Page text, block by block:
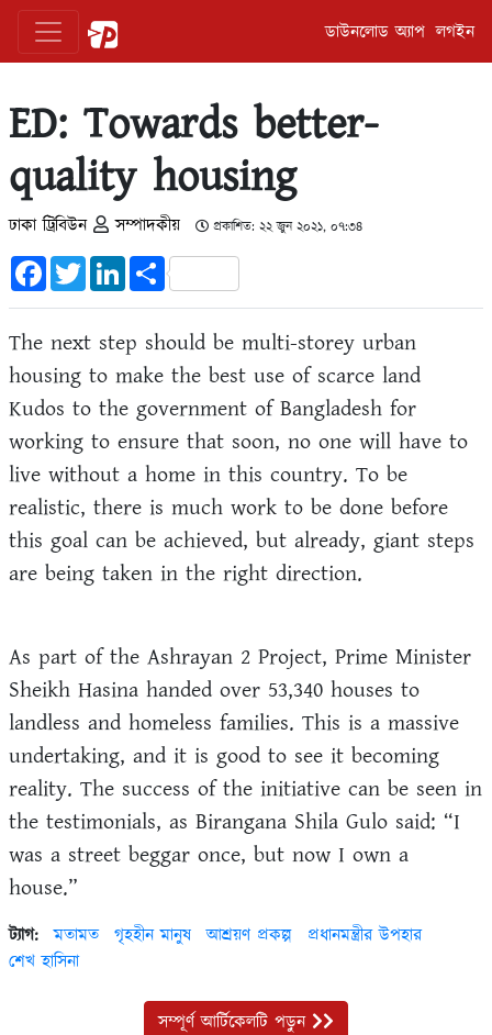
ডাউনলোড অ্যাপ লগইন
ED: Towards better-
quality housing
ঢাকা ট্রিবিউন সম্পাদকীয় প্রকাশিত: ২২ জুন ২০২১, ০৭:৩৪
FacebookTwitterLinkedInShare
The next step should be multi-storey urban
housing to make the best use of scarce land
Kudos to the government of Bangladesh for
working to ensure that soon, no one will have to
live without a home in this country. To be
realistic, there is much work to be done before
this goal can be achieved, but already, giant steps
are being taken in the right direction.
As part of the Ashrayan 2 Project, Prime Minister
Sheikh Hasina handed over 53,340 houses to
landless and homeless families. This is a massive
undertaking, and it is good to see it becoming
reality. The success of the initiative can be seen in
the testimonials, as Birangana Shila Gulo said: “I
was a street beggar once, but now I own a
house.”
ট্যাগ: মতামত গৃহহীন মানুষ আশ্রয়ণ প্রকল্প
প্রধানমন্ত্রীর উপহার
শেখ হাসিনা
সম্পূর্ণ আর্টিকেলটি পড়ুন